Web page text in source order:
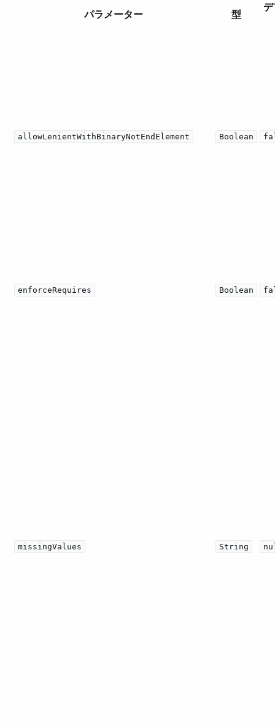
パラメーター 型
allowLenientWithBinaryNotEndElement Boolean
enforceRequires Boolean
missingValues String